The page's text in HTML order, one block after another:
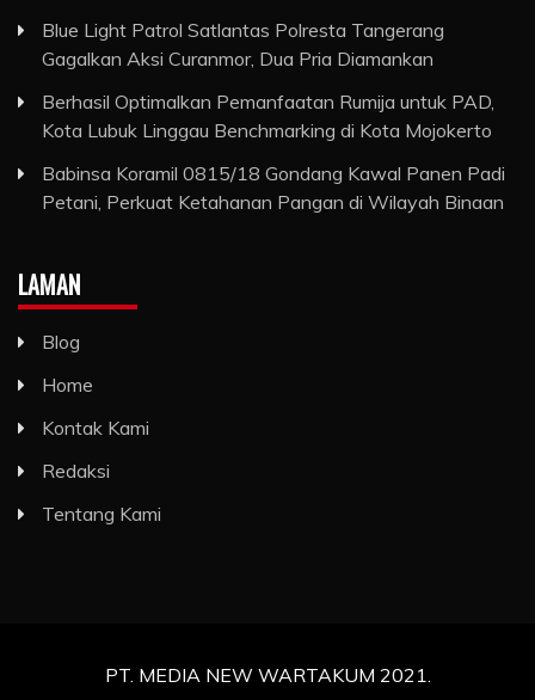
Blue Light Patrol Satlantas Polresta Tangerang
Gagalkan Aksi Curanmor, Dua Pria Diamankan
Berhasil Optimalkan Pemanfaatan Rumija untuk PAD,
Kota Lubuk Linggau Benchmarking di Kota Mojokerto
Babinsa Koramil 0815/18 Gondang Kawal Panen Padi
Petani, Perkuat Ketahanan Pangan di Wilayah Binaan
LAMAN
Blog
Home
Kontak Kami
Redaksi
Tentang Kami
PT. MEDIA NEW WARTAKUM 2021.